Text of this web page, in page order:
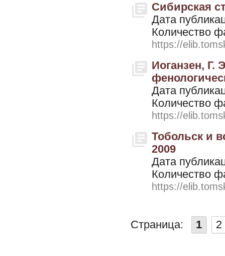
Сибирская
Дата
Количество
https://
Иоганзен, Г.
Дата
Количество
https://
Тобольск и
2009
Дата
Количество
https://
Страница: 1 2